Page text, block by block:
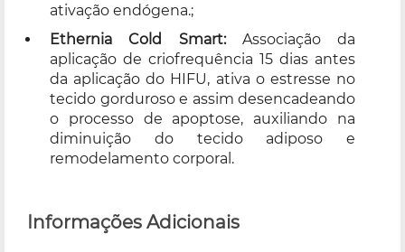
ativação endógena.;
Ethernia Cold Smart:Associação da
aplicação de criofrequência 15 dias antes
da aplicação do HIFU, ativa o estresse no
tecido gorduroso e assim desencadeando
o processo de apoptose, auxiliando na
diminuição do tecido adiposo e
remodelamento corporal.
Informações Adicionais